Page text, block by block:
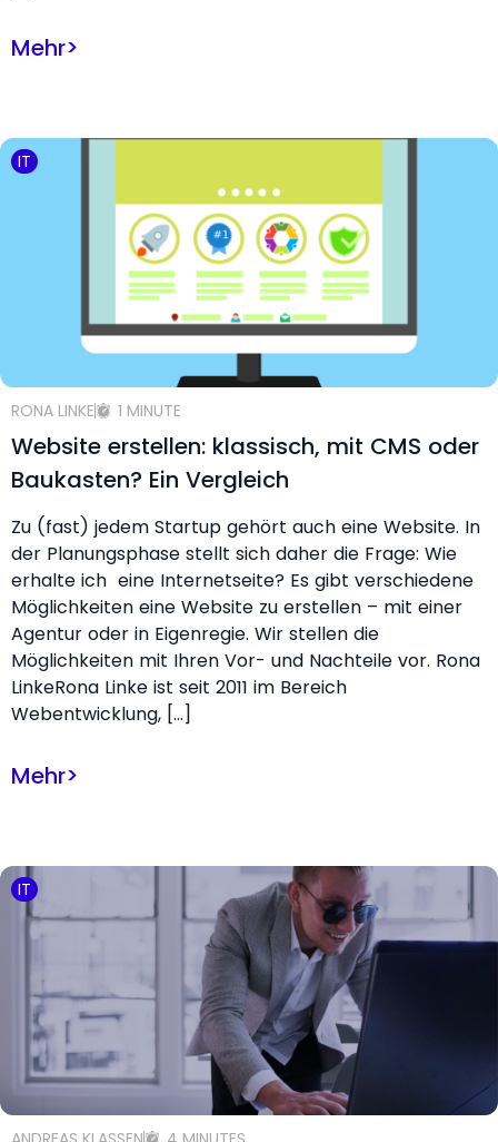
Mehr>
IT
RONA LINKE 1 MINUTE
Website erstellen: klassisch, mit CMS oder
Baukasten? Ein Vergleich
Zu (fast) jedem Startup gehört auch eine Website. In
der Planungsphase stellt sich daher die Frage: Wie
erhalte ich eine Internetseite? Es gibt verschiedene
Möglichkeiten eine Website zu erstellen – mit einer
Agentur oder in Eigenregie. Wir stellen die
Möglichkeiten mit Ihren Vor- und Nachteile vor. Rona
LinkeRona Linke ist seit 2011 im Bereich
Webentwicklung, […]
Mehr>
IT